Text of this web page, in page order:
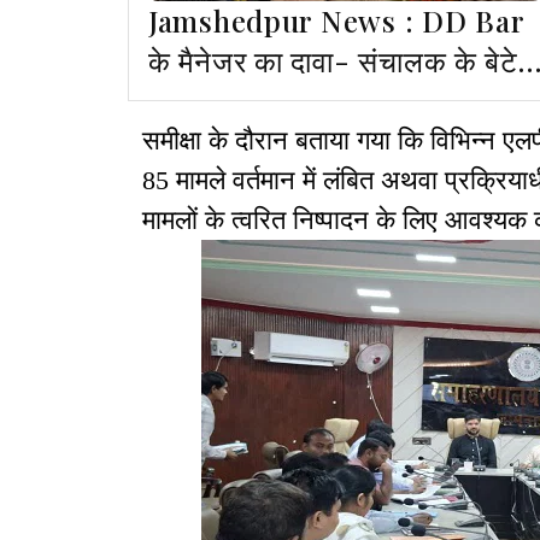
Jamshedpur News : DD Bar
के मैनेजर का दावा- संचालक के बेटे
ने कहा था कि दोनों को सबक सिखाना
है
समीक्षा के दौरान बताया गया कि
85 मामले वर्तमान में लंबित अथवा
मामलों के त्वरित निष्पादन के लिए आवश्यक